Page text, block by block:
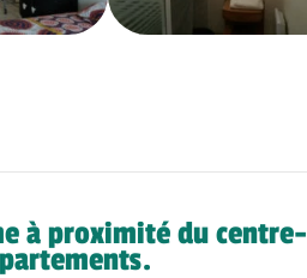
à proximité du centre-